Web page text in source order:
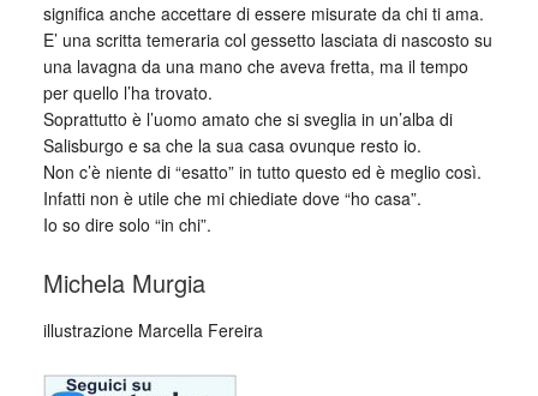
significa anche accettare di essere misurate da chi ti ama.
E’ una scritta temeraria col gessetto lasciata di nascosto su
una lavagna da una mano che aveva fretta, ma il tempo
per quello l’ha trovato.
Soprattutto è l’uomo amato che si sveglia in un’alba di
Salisburgo e sa che la sua casa ovunque resto io.
Non c’è niente di “esatto” in tutto questo ed è meglio così.
Infatti non è utile che mi chiediate dove “ho casa”.
Io so dire solo “in chi”.
Michela Murgia
illustrazione Marcella Fereira